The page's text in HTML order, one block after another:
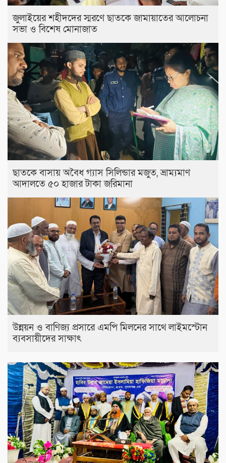
জুলাইয়ের শহীদদের স্মরণে ছাতকে জামায়াতের আলোচনা
সভা ও বিশেষ মোনাজাত
ছাতকে বাসায় অবৈধ গ্যাস সিলিন্ডার মজুত, ভ্রাম্যমাণ
আদালতে ৫০ হাজার টাকা জরিমানা
উন্নয়ন ও বাণিজ্য প্রসারে এমপি মিলনের সাথে লাইমস্টোন
ব্যবসায়ীদের সাক্ষাৎ